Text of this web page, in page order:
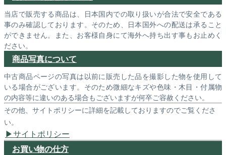
当店で販売する商品は、日本国内での取り扱いが合法で安全である
事のみ確認しております。そのため、日本国外への配送は承ること
ができません。また、お客様自身にて海外へ持ち出す事もお止めく
ださい。
商品写真について
中古商品ページの写真は以前に販売した品を撮影した物を使用して
いる場合がございます。そのため微細なキズや色味・木目・付属物
の内容等に違いのある場合もございますが何卒ご容赦ください。
その他、サイトポリシーに詳細を記載しておりますのでご覧くださ
い。
サイトポリシー
お買い物の仕方